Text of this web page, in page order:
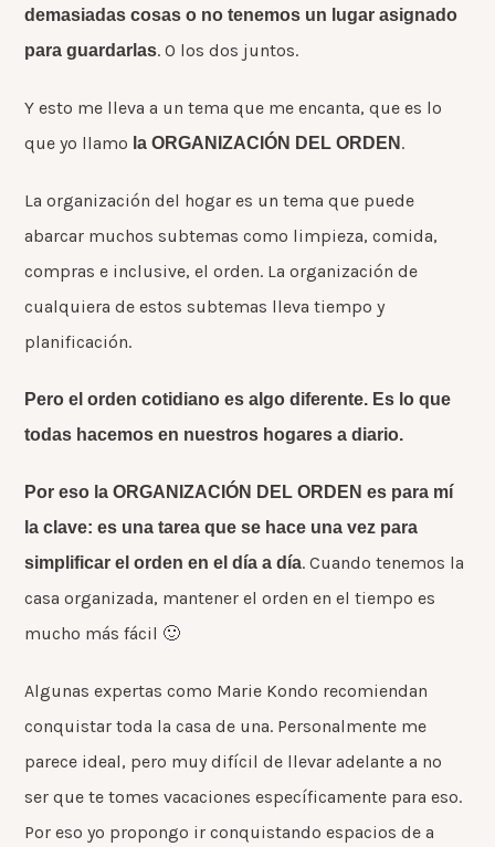
demasiadas cosas o no tenemos un lugar asignado
para guardarlas. O los dos juntos.
Y esto me lleva a un tema que me encanta, que es lo
que yo llamo la ORGANIZACIÓN DEL ORDEN .
La organización del hogar es un tema que puede
abarcar muchos subtemas como limpieza, comida,
compras e inclusive, el orden. La organización de
cualquiera de estos subtemas lleva tiempo y
planificación.
Pero el orden cotidiano es algo diferente. Es lo que
todas hacemos en nuestros hogares a diario.
Por eso la ORGANIZACIÓN DEL ORDEN es para mí
la clave: es una tarea que se hace una vez para
simplificar el orden en el día a día. Cuando tenemos la
casa organizada, mantener el orden en el tiempo es
mucho más fácil 🙂
Algunas expertas como Marie Kondo recomiendan
conquistar toda la casa de una. Personalmente me
parece ideal, pero muy difícil de llevar adelante a no
ser que te tomes vacaciones específicamente para eso.
Por eso yo propongo ir conquistando espacios de a